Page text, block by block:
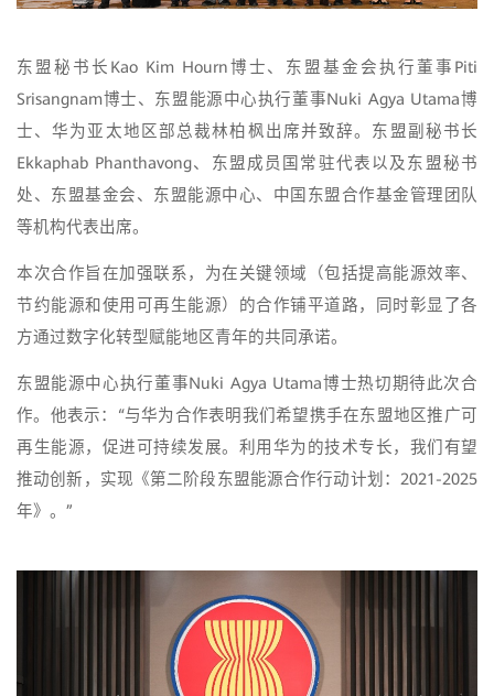
东盟秘书长Kao Kim Hourn博士、东盟基金会执行董事Piti
Srisangnam博士、东盟能源中心执行董事Nuki Agya Utama博
士、华为亚太地区部总裁林柏枫出席并致辞。东盟副秘书长
Ekkaphab Phanthavong、东盟成员国常驻代表以及东盟秘书
处、东盟基金会、东盟能源中心、中国东盟合作基金管理团队
等机构代表出席。
本次合作旨在加强联系，为在关键领域（包括提高能源效率、
节约能源和使用可再生能源）的合作铺平道路，同时彰显了各
方通过数字化转型赋能地区青年的共同承诺。
东盟能源中心执行董事Nuki Agya Utama博士热切期待此次合
作。他表示：“与华为合作表明我们希望携手在东盟地区推广可
再生能源，促进可持续发展。利用华为的技术专长，我们有望
推动创新，实现《第二阶段东盟能源合作行动计划：2021-2025
年》。”